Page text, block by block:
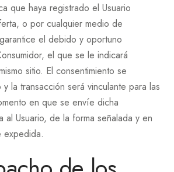
que haya registrado el Usuario
o por cualquier medio de
el debido y oportuno
el que se le indicará
sitio. El consentimiento se
la transacción será vinculante para las
en que se envíe dicha
al Usuario, de la forma señalada y en
expedida.